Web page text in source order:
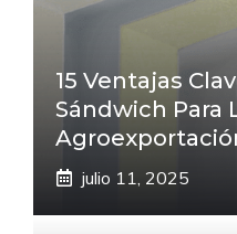
15 Ventajas
Sándwich Para
julio 11, 2025